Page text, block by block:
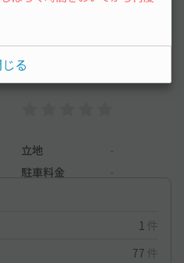
ん。他のユーザーの方の
立地
-
駐車料金
-
1 件
77 件
る